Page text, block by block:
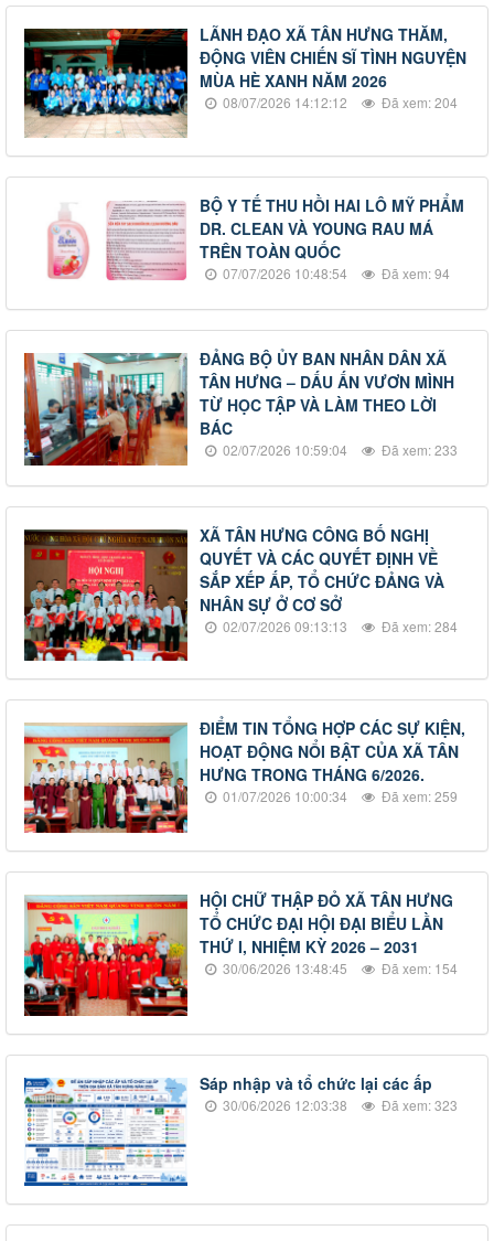
LÃNH ĐẠO XÃ TÂN HƯNG THĂM,
ĐỘNG VIÊN CHIẾN SĨ TÌNH NGUYỆN
MÙA HÈ XANH NĂM 2026
08/07/2026 14:12:12 Đã xem: 204
BỘ Y TẾ THU HỒI HAI LÔ MỸ PHẨM
DR. CLEAN VÀ YOUNG RAU MÁ
TRÊN TOÀN QUỐC
07/07/2026 10:48:54 Đã xem: 94
ĐẢNG BỘ ỦY BAN NHÂN DÂN XÃ
TÂN HƯNG – DẤU ẤN VƯƠN MÌNH
TỪ HỌC TẬP VÀ LÀM THEO LỜI
BÁC
02/07/2026 10:59:04 Đã xem: 233
XÃ TÂN HƯNG CÔNG BỐ NGHỊ
QUYẾT VÀ CÁC QUYẾT ĐỊNH VỀ
SẮP XẾP ẤP, TỔ CHỨC ĐẢNG VÀ
NHÂN SỰ Ở CƠ SỞ
02/07/2026 09:13:13 Đã xem: 284
ĐIỂM TIN TỔNG HỢP CÁC SỰ KIỆN,
HOẠT ĐỘNG NỔI BẬT CỦA XÃ TÂN
HƯNG TRONG THÁNG 6/2026.
01/07/2026 10:00:34 Đã xem: 259
HỘI CHỮ THẬP ĐỎ XÃ TÂN HƯNG
TỔ CHỨC ĐẠI HỘI ĐẠI BIỂU LẦN
THỨ I, NHIỆM KỲ 2026 – 2031
30/06/2026 13:48:45 Đã xem: 154
Sáp nhập và tổ chức lại các ấp
30/06/2026 12:03:38 Đã xem: 323